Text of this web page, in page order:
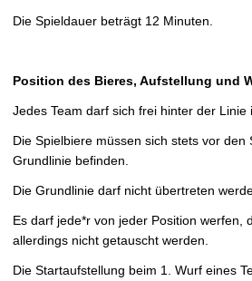
Die Spieldauer beträgt 12 Minuten.
Position des Bieres, Aufstellung und
Jedes Team darf sich frei hinter der Linie
Die Spielbiere müssen sich stets vor den
Grundlinie befinden.
Die Grundlinie darf nicht übertreten
Es darf jede*r von jeder Position werfen,
allerdings nicht getauscht werden.
Die Startaufstellung beim 1. Wurf eines